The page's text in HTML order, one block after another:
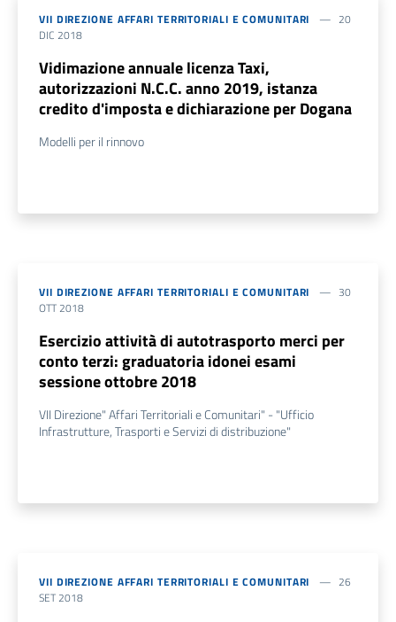
VII DIREZIONE AFFARI TERRITORIALI E COMUNITARI
20
DIC 2018
Vidimazione annuale licenza Taxi,
autorizzazioni N.C.C. anno 2019, istanza
credito d'imposta e dichiarazione per Dogana
Modelli per il rinnovo
VII DIREZIONE AFFARI TERRITORIALI E COMUNITARI
30
OTT 2018
Esercizio attività di autotrasporto merci per
conto terzi: graduatoria idonei esami
sessione ottobre 2018
VII Direzione" Affari Territoriali e Comunitari" - "Ufficio
Infrastrutture, Trasporti e Servizi di distribuzione"
VII DIREZIONE AFFARI TERRITORIALI E COMUNITARI
26
SET 2018